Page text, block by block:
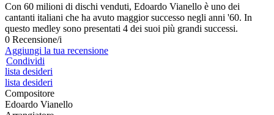
Con 60 milioni di dischi venduti, Edoardo Vianello è uno dei
cantanti italiani che ha avuto maggior successo negli anni '60. In
questo medley sono presentati 4 dei suoi più grandi successi.
0 Recensione/i
Aggiungi la tua recensione
Condividi
lista desideri
lista desideri
Compositore
Edoardo Vianello